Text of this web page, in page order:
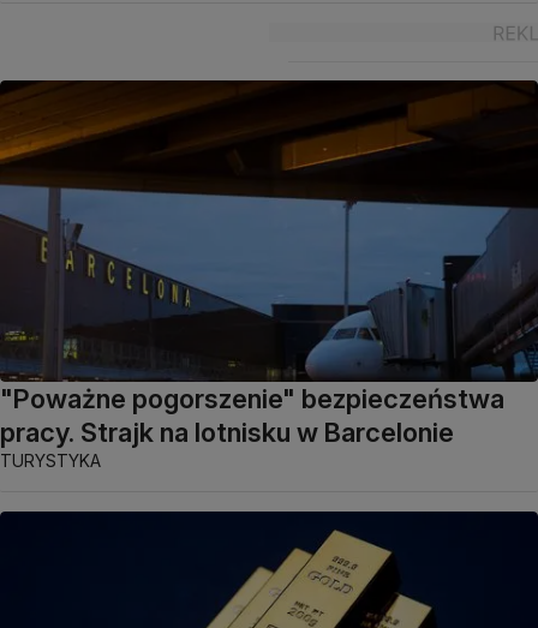
"Poważne pogorszenie" bezpieczeństwa
pracy. Strajk na lotnisku w Barcelonie
TURYSTYKA